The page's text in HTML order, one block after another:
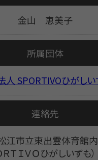
金山 恵美子
所属団体
人 SPORTIVOひがしい
連絡先
江市立東出雲体育館内
ＲＴＩＶＯひがしいずも）